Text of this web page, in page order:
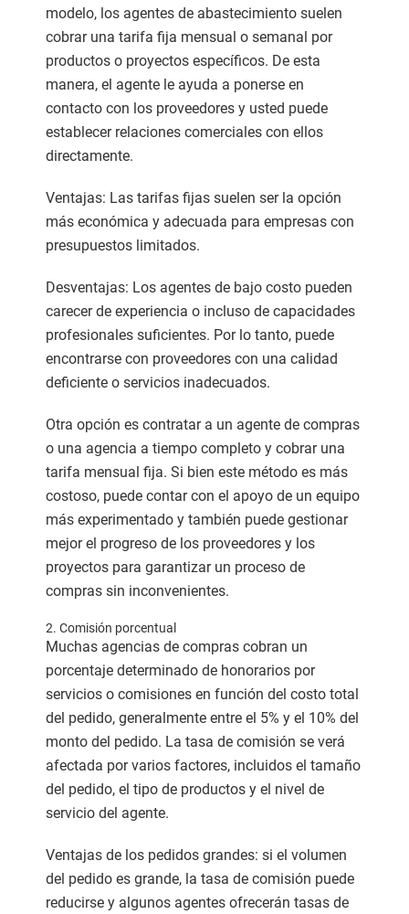
modelo, los agentes de abastecimiento suelen
cobrar una tarifa fija mensual o semanal por
productos o proyectos específicos. De esta
manera, el agente le ayuda a ponerse en
contacto con los proveedores y usted puede
establecer relaciones comerciales con ellos
directamente.
Ventajas: Las tarifas fijas suelen ser la opción
más económica y adecuada para empresas con
presupuestos limitados.
Desventajas: Los agentes de bajo costo pueden
carecer de experiencia o incluso de capacidades
profesionales suficientes. Por lo tanto, puede
encontrarse con proveedores con una calidad
deficiente o servicios inadecuados.
Otra opción es contratar a un agente de compras
o una agencia a tiempo completo y cobrar una
tarifa mensual fija. Si bien este método es más
costoso, puede contar con el apoyo de un equipo
más experimentado y también puede gestionar
mejor el progreso de los proveedores y los
proyectos para garantizar un proceso de
compras sin inconvenientes.
2. Comisión porcentual
Muchas agencias de compras cobran un
porcentaje determinado de honorarios por
servicios o comisiones en función del costo total
del pedido, generalmente entre el 5% y el 10% del
monto del pedido. La tasa de comisión se verá
afectada por varios factores, incluidos el tamaño
del pedido, el tipo de productos y el nivel de
servicio del agente.
Ventajas de los pedidos grandes: si el volumen
del pedido es grande, la tasa de comisión puede
reducirse y algunos agentes ofrecerán tasas de